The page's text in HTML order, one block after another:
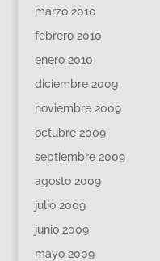
marzo 2010
febrero 2010
enero 2010
diciembre 2009
noviembre 2009
octubre 2009
septiembre 2009
agosto 2009
julio 2009
junio 2009
mayo 2009